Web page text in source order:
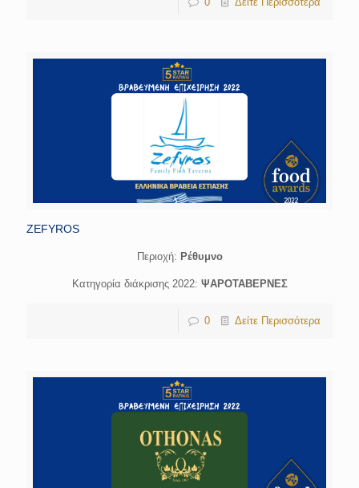
ZEFYROS
Περιοχή: Ρέθυμνο
Κατηγορία διάκρισης 2022: ΨΑΡΟΤΑΒΕΡΝΕΣ
0 Δείτε Περισσότερα